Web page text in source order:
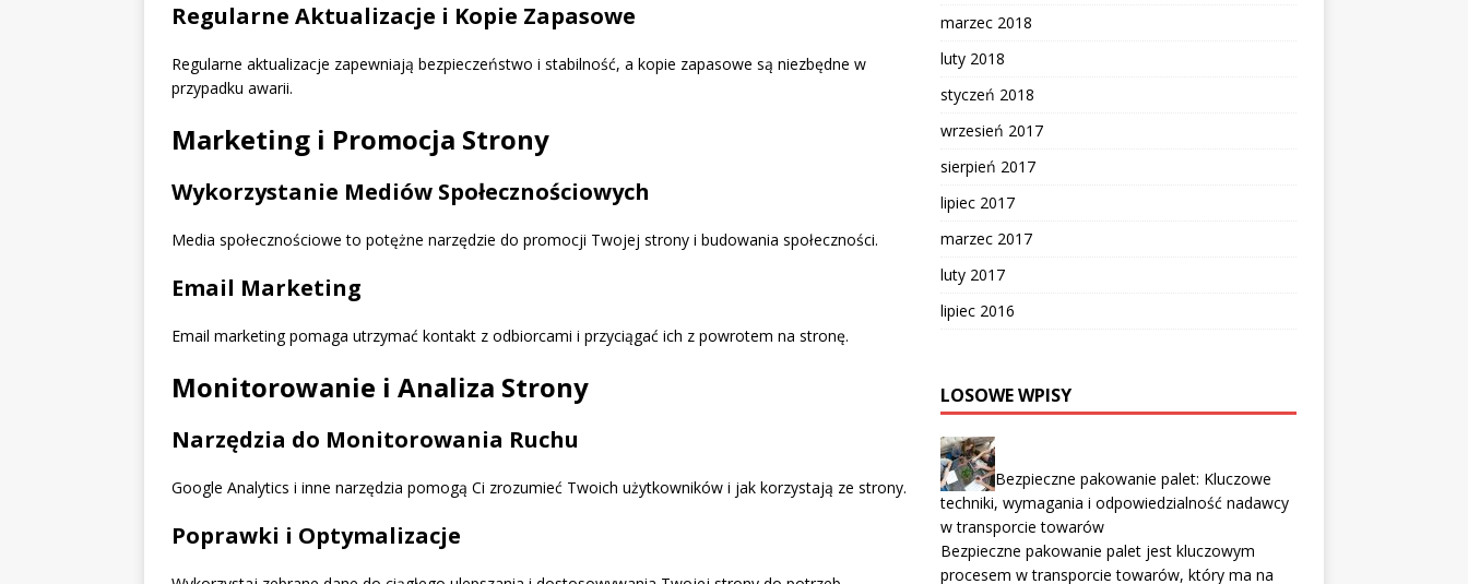
Regularne Aktualizacje i Kopie Zapasowe
Regularne aktualizacje zapewniają bezpieczeństwo i stabilność, a kopie zapasowe są niezbędne w
przypadku awarii.
Marketing i Promocja Strony
Wykorzystanie Mediów Społecznościowych
Media społecznościowe to potężne narzędzie do promocji Twojej strony i budowania społeczności.
Email Marketing
Email marketing pomaga utrzymać kontakt z odbiorcami i przyciągać ich z powrotem na stronę.
Monitorowanie i Analiza Strony
Narzędzia do Monitorowania Ruchu
Google Analytics i inne narzędzia pomogą Ci zrozumieć Twoich użytkowników i jak korzystają ze strony.
Poprawki i Optymalizacje
marzec 2018
luty 2018
styczeń 2018
wrzesień 2017
sierpień 2017
lipiec 2017
marzec 2017
luty 2017
lipiec 2016
LOSOWE WPISY
Bezpieczne pakowanie palet: Kluczowe
techniki, wymagania i odpowiedzialność nadawcy
w transporcie towarów
Bezpieczne pakowanie palet jest kluczowym
procesem w transporcie towarów, który ma na